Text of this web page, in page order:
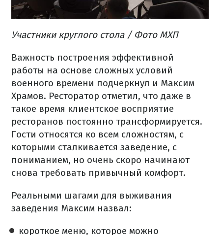
Участники круглого стола / Фото МХП
Важность построения эффективной
работы на основе сложных условий
военного времени подчеркнул и Максим
Храмов. Ресторатор отметил, что даже в
такое время клиентское восприятие
ресторанов постоянно трансформируется.
Гости относятся ко всем сложностям, с
которыми сталкивается заведение, с
пониманием, но очень скоро начинают
снова требовать привычный комфорт.
Реальными шагами для выживания
заведения Максим назвал:
короткое меню, которое можно